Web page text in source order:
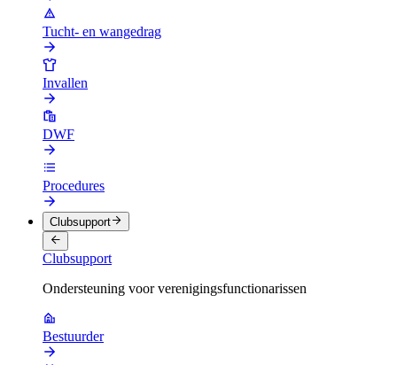
Tucht- en wangedrag
Invallen
DWF
Procedures
Clubsupport
Clubsupport
Ondersteuning voor verenigingsfunctionarissen
Bestuurder